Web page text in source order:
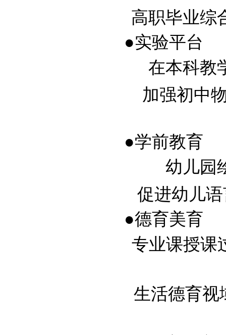
高职毕业综
●实验平台
在本科教
加强初中
●学前教育
幼儿园
促进幼儿
●德育美育
专业课授课
生活德育视